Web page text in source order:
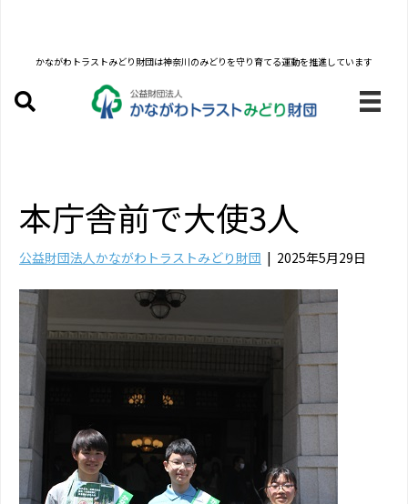
かながわトラストみどり財団は神奈川のみどりを守り育てる運動を推進しています
本庁舎前で大使3人
公益財団法人かながわトラストみどり財団 | 2025年5月29日